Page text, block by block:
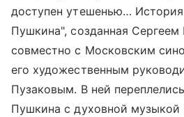
доступен утешенью…
Пушкина", созданная Сергеем
совместно с Московским
его художественным
Пузаковым. В ней
Пушкина с духовной музыкой